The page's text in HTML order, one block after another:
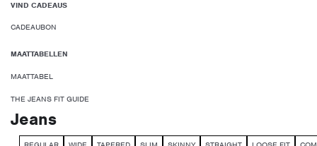
VIND CADEAUS
CADEAUBON
MAATTABELLEN
MAATTABEL
THE JEANS FIT GUIDE
Jeans